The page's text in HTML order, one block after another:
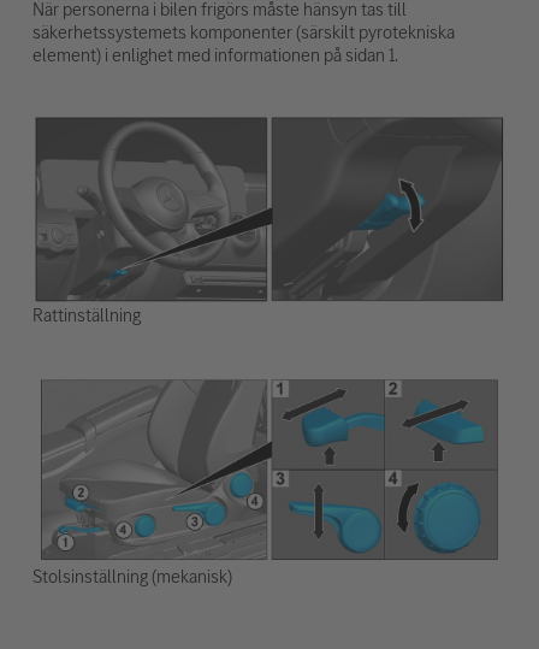
När personerna i bilen frigörs måste hänsyn tas till
säkerhetssystemets komponenter (särskilt pyrotekniska
element) i enlighet med informationen på sidan 1.
Rattinställning
Stolsinställning (mekanisk)